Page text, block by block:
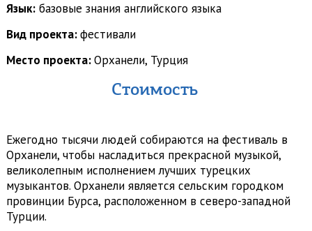
Язык: базовые знания английского языка
Вид проекта:фестивали
Место проекта:Орханели, Турция
Стоимость
Ежегодно тысячи людей собираются на фестиваль в
Орханели, чтобы насладиться прекрасной музыкой,
великолепным исполнением лучших турецких
музыкантов. Орханели является сельским городком
провинции Бурса, расположенном в северо-западной
Турции.